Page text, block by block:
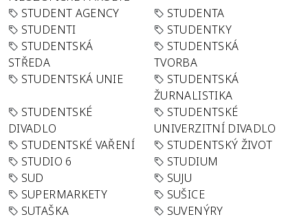
STUDENT AGENCY
STUDENTA
STUDENTI
STUDENTKY
STUDENTSKÁ
STŘEDA
STUDENTSKÁ
TVORBA
STUDENTSKÁ UNIE
STUDENTSKÁ
ŽURNALISTIKA
STUDENTSKÉ
DIVADLO
STUDENTSKÉ
UNIVERZITNÍ DIVADLO
STUDENTSKÉ VAŘENÍ
STUDENTSKÝ ŽIVOT
STUDIO 6
STUDIUM
SUD
SUJU
SUPERMARKETY
SUŠICE
SUTAŠKA
SUVENÝRY